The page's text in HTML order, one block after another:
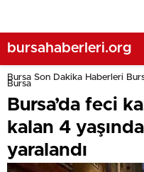
bursahaberleri.org
Bursa Son Dakika Haberleri
Bursa
Bursa’da feci
kalan 4
yaralandı